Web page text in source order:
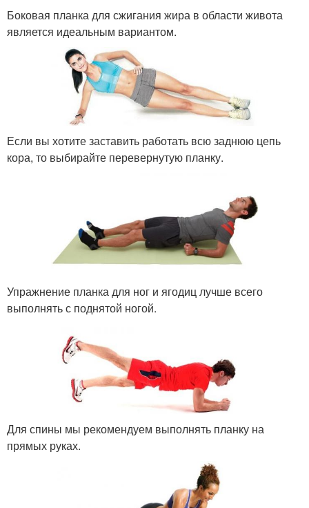
Боковая планка для сжигания жира в области живота
является идеальным вариантом.
Если вы хотите заставить работать всю заднюю цепь
кора, то выбирайте перевернутую планку.
Упражнение планка для ног и ягодиц лучше всего
выполнять с поднятой ногой.
Для спины мы рекомендуем выполнять планку на
прямых руках.